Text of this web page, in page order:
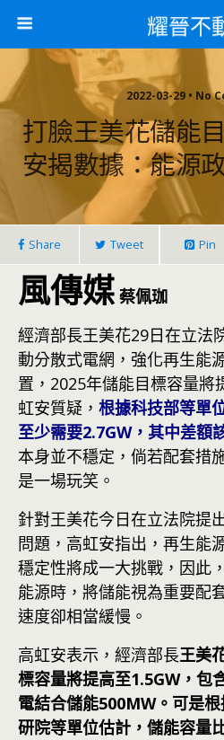
耀晉不
2022-03-29 • No
打臉王美花儲能
安揭數據：能源
Share Tweet Pin
風傳媒 蔡佩珈
經濟部長王美花29日在立法
動分散式電網，強化再生能
置，2025年儲能目標容量將
虹安質疑， 根據科技部等單
至少需要2.7GW，其中差額
本身並不穩定，倘若配套措
是一場玩笑。
針對王美花今日在立法院提
問題，高虹安指出，再生能
穩定性將成一大挑戰，因此
能源時，將儲能視為重要配
速度卻相當緩慢。
高虹安表示，經濟部長王美
標容量將提高至1.5GW，包
電結合儲能500MW。可是
研院等單位估計，儲能容量